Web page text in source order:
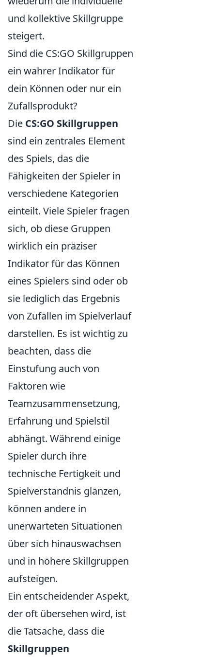
und kollektive Skillgruppe
steigert.
Sind die CS:GO Skillgruppen
ein wahrer Indikator für
dein Können oder nur ein
Zufallsprodukt?
Die CS:GO Skillgruppen
sind ein zentrales Element
des Spiels, das die
Fähigkeiten der Spieler in
verschiedene Kategorien
einteilt. Viele Spieler fragen
sich, ob diese Gruppen
wirklich ein präziser
Indikator für das Können
eines Spielers sind oder ob
sie lediglich das Ergebnis
von Zufällen im Spielverlauf
darstellen. Es ist wichtig zu
beachten, dass die
Einstufung auch von
Faktoren wie
Teamzusammensetzung,
Erfahrung und Spielstil
abhängt. Während einige
Spieler durch ihre
technische Fertigkeit und
Spielverständnis glänzen,
können andere in
unerwarteten Situationen
über sich hinauswachsen
und in höhere Skillgruppen
aufsteigen.
Ein entscheidender Aspekt,
der oft übersehen wird, ist
die Tatsache, dass die
Skillgruppen